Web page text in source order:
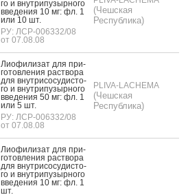
го и внут­ри­пузыр­но­го
вве­дения 10 мг: фл. 1
или 10 шт.
РУ: ЛСР-006332/08
от 07.08.08
(Чешская
Республика)
Ли­офи­лизат для при­
готов­ле­ния рас­тво­ра
для внут­ри­сосу­дис­то­
го и внут­ри­пузыр­но­го
вве­дения 50 мг: фл. 1
или 5 шт.
РУ: ЛСР-006332/08
от 07.08.08
PLIVA-LACHEMA
(Чешская
Республика)
Ли­офи­лизат для при­
готов­ле­ния рас­тво­ра
для внут­ри­сосу­дис­то­
го и внут­ри­пузыр­но­го
вве­дения 10 мг: фл. 1
шт.